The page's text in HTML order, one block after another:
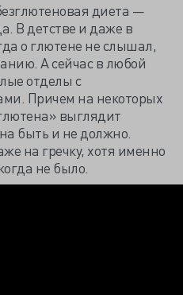
диета —
В детстве и даже в
о глютене не слышал,
А сейчас в любой
отделы с
Причем на некоторых
выглядит
быть и не должно.
на гречку, хотя именно
не было.